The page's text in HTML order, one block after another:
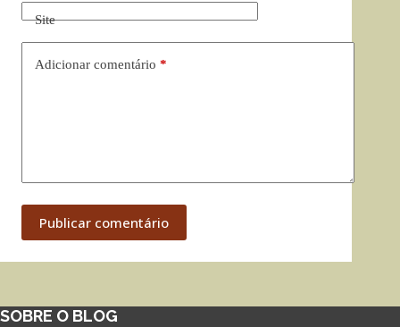
Site
Adicionar comentário *
Publicar comentário
SOBRE O BLOG